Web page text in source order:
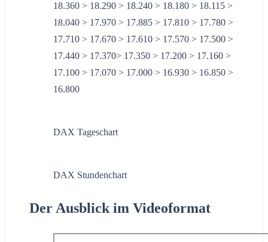
18.360 > 18.290 > 18.240 > 18.180 > 18.115 >
18.040 > 17.970 > 17.885 > 17.810 > 17.780 >
17.710 > 17.670 > 17.610 > 17.570 > 17.500 >
17.440 > 17.370> 17.350 > 17.200 > 17.160 >
17.100 > 17.070 > 17.000 > 16.930 > 16.850 >
16.800
DAX Tageschart
DAX Stundenchart
Der Ausblick im Videoformat